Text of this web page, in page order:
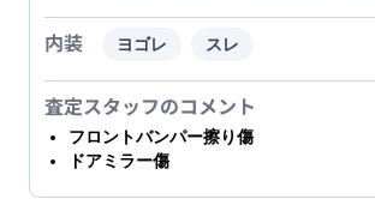
内装 ヨゴレ スレ
査定スタッフのコメント
フロントバンパー擦り傷
ドアミラー傷